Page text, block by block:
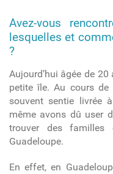
Avez-vous
lesquelles et
?
Aujourd’hui âgée de
petite île. Au cours de
souvent sentie livrée
même avons dû user
trouver des familles
Guadeloupe.
En effet, en